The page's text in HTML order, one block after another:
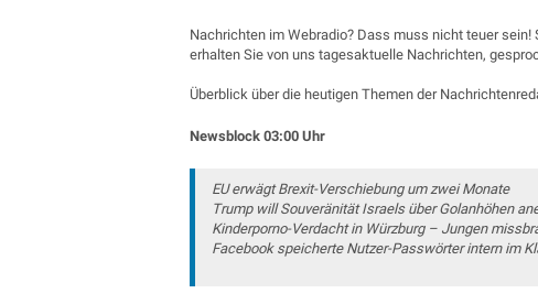
Nachrichten im Webradio? Dass muss nicht teuer sein!
erhalten Sie von uns tagesaktuelle Nachrichten,
Überblick über die heutigen Themen der
Newsblock 03:00 Uhr
EU erwägt Brexit-Verschiebung um zwei Monate
Trump will Souveränität Israels über Golanhöhen
Kinderporno-Verdacht in Würzburg – Jungen
Facebook speicherte Nutzer-Passwörter intern im